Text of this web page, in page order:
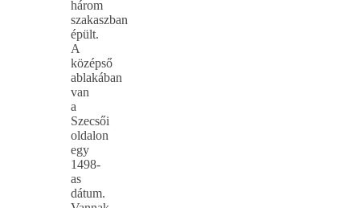
három
szakaszban
épült.
A
középső
ablakában
van
a
Szecsői
oldalon
egy
1498-
as
dátum.